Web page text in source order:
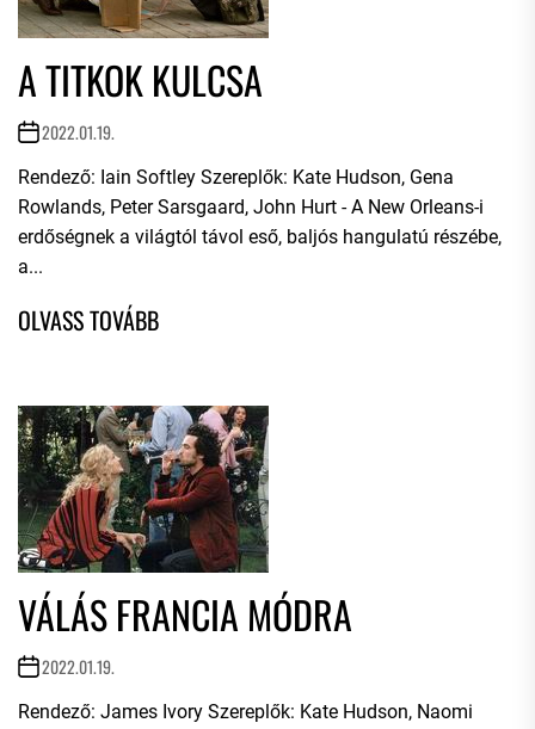
A TITKOK KULCSA
2022.01.19.
Rendező: Iain Softley Szereplők: Kate Hudson, Gena
Rowlands, Peter Sarsgaard, John Hurt - A New Orleans-i
erdőségnek a világtól távol eső, baljós hangulatú részébe,
a...
VÁLÁS FRANCIA MÓDRA
2022.01.19.
Rendező: James Ivory Szereplők: Kate Hudson, Naomi